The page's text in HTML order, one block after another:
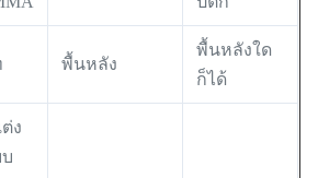
พื้นหลัง
พื้นหลังใด
ก็ได้
ง